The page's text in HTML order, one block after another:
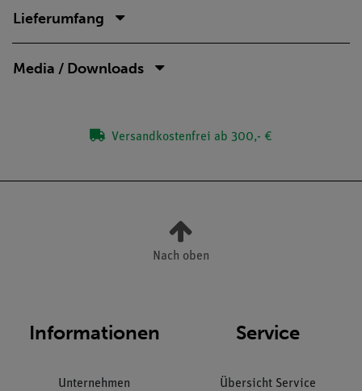
Lieferumfang
Media / Downloads
Versandkostenfrei ab 300,- €
Nach oben
Informationen
Unternehmen
Service
Übersicht Service